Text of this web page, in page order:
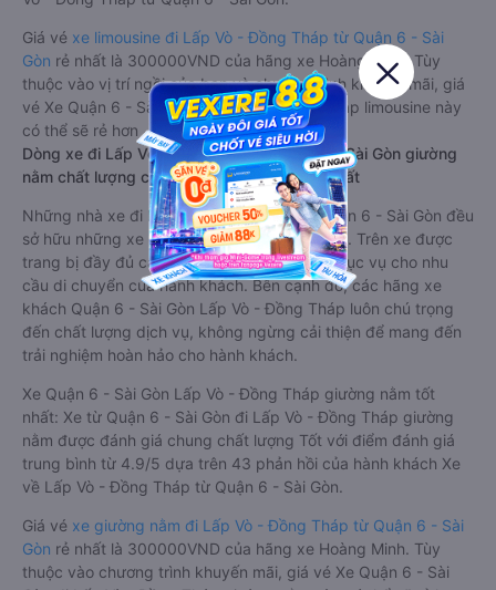
Giá vé xe limousine đi Lấp Vò - Đồng Tháp từ Quận 6 - Sài
Gòn rẻ nhất là 300000VND của hãng xe Hoàng Minh. Tùy
thuộc vào vị trí ngồi của bạn và chương trình khuyến mãi, giá
vé Xe Quận 6 - Sài Gòn đi Lấp Vò - Đồng Tháp limousine này
có thể sẽ rẻ hơn
Dòng xe đi Lấp Vò - Đồng Tháp từ Quận 6 - Sài Gòn giường
nằm chất lượng cao: Thoải mái, giá cả tốt nhất
Những nhà xe đi Lấp Vò - Đồng Tháp từ Quận 6 - Sài Gòn đều
sở hữu những xe giường nằm chất lượng cao. Trên xe được
trang bị đầy đủ các trang thiết bị hiện đại phục vụ cho nhu
cầu di chuyển của hành khách. Bên cạnh đó, các hãng xe
khách Quận 6 - Sài Gòn Lấp Vò - Đồng Tháp luôn chú trọng
đến chất lượng dịch vụ, không ngừng cải thiện để mang đến
trải nghiệm hoàn hảo cho hành khách.
Xe Quận 6 - Sài Gòn Lấp Vò - Đồng Tháp giường nằm tốt
nhất: Xe từ Quận 6 - Sài Gòn đi Lấp Vò - Đồng Tháp giường
nằm được đánh giá chung chất lượng Tốt với điểm đánh giá
trung bình từ 4.9/5 dựa trên 43 phản hồi của hành khách Xe
về Lấp Vò - Đồng Tháp từ Quận 6 - Sài Gòn.
Giá vé xe giường nằm đi Lấp Vò - Đồng Tháp từ Quận 6 - Sài
Gòn rẻ nhất là 300000VND của hãng xe Hoàng Minh. Tùy
thuộc vào chương trình khuyến mãi, giá vé Xe Quận 6 - Sài